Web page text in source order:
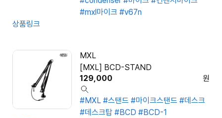
#mxl마이크 #v67n
상품링크
MXL
[MXL] BCD-STAND
129,000
원
#MXL #스탠드 #마이크스탠드 #데스크
#데스크탑 #BCD #BCD-1